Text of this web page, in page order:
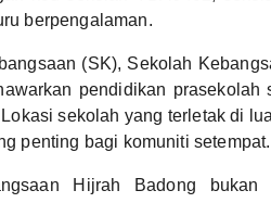
berpengalaman.
(SK), Sekolah
pendidikan prasekolah
sekolah yang terletak di
penting bagi komuniti setempat.
Hijrah Badong bukan